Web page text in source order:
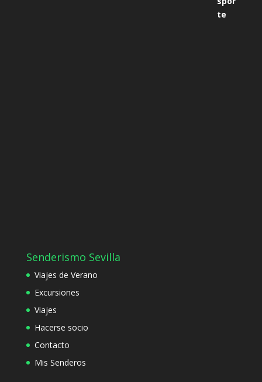
Senderismo Sevilla
Viajes de Verano
Excursiones
Viajes
Hacerse socio
Contacto
Mis Senderos